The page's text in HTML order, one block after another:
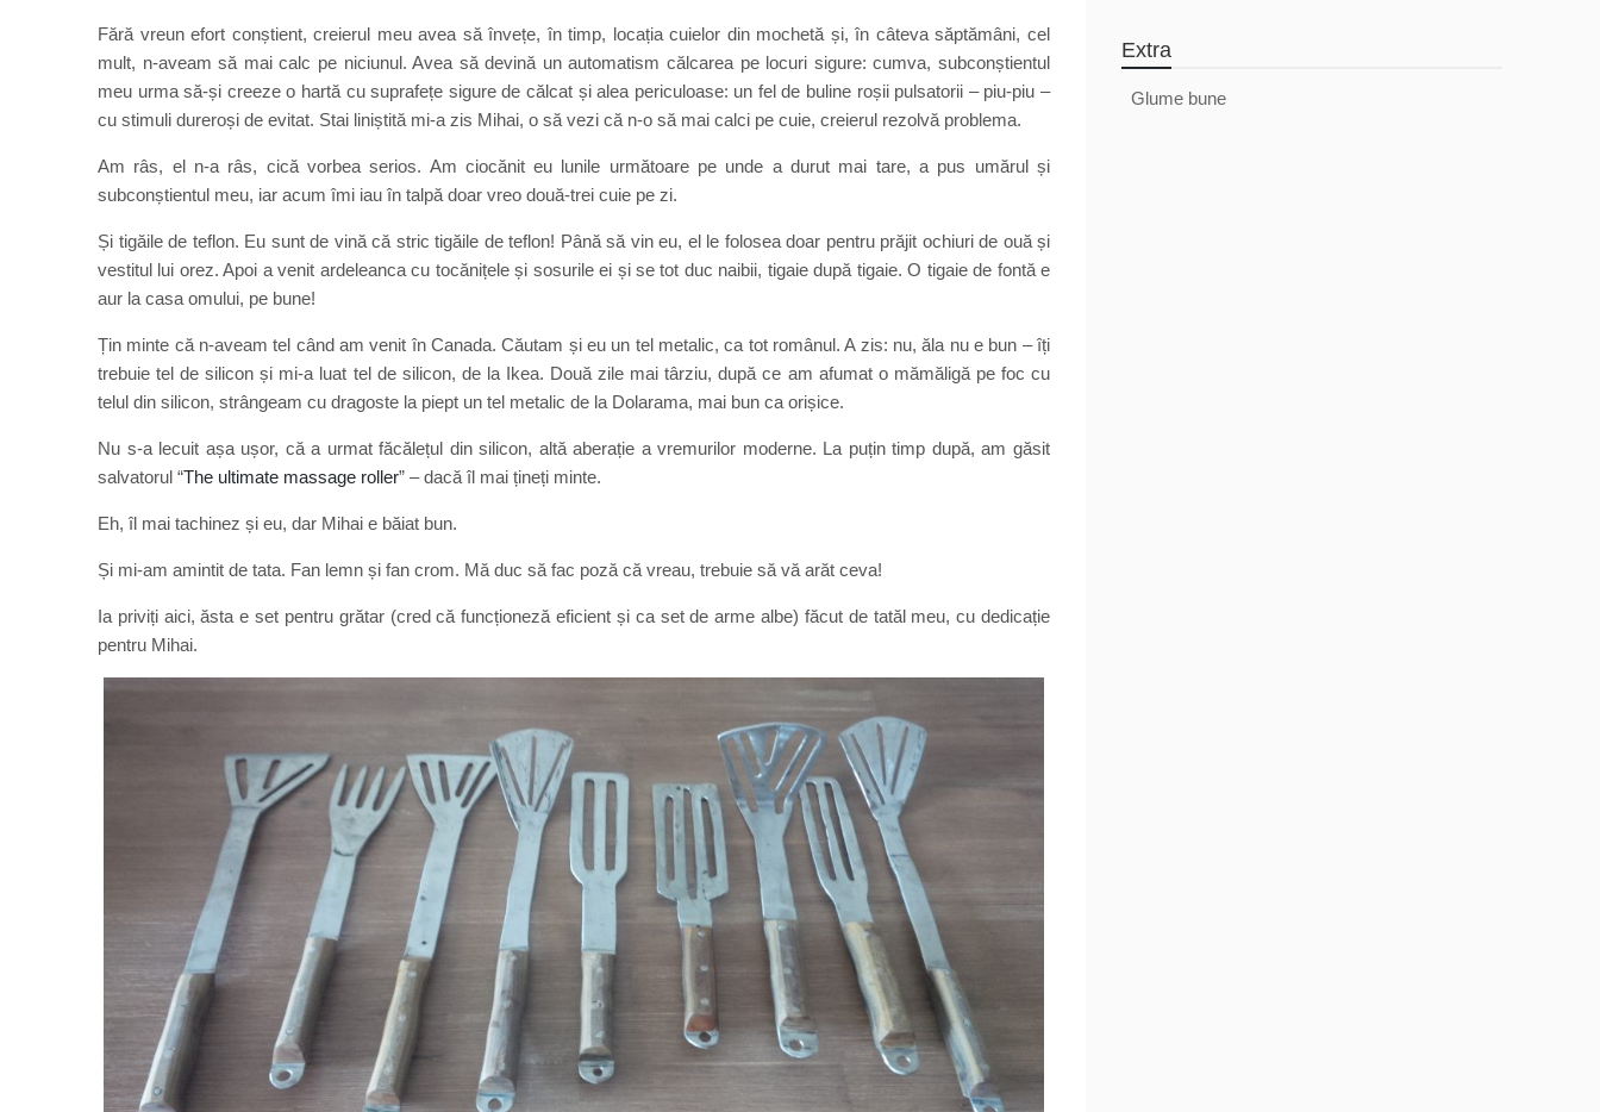
Fără vreun efort conștient, creierul meu avea să învețe, în timp, locația cuielor din mochetă și, în câteva săptămâni, cel
mult, n-aveam să mai calc pe niciunul. Avea să devină un automatism călcarea pe locuri sigure: cumva, subconștientul
meu urma să-și creeze o hartă cu suprafețe sigure de călcat și alea periculoase: un fel de buline roșii pulsatorii – piu-piu –
cu stimuli dureroși de evitat. Stai liniștită mi-a zis Mihai, o să vezi că n-o să mai calci pe cuie, creierul rezolvă problema.
Am râs, el n-a râs, cică vorbea serios. Am ciocănit eu lunile următoare pe unde a durut mai tare, a pus umărul și
subconștientul meu, iar acum îmi iau în talpă doar vreo două-trei cuie pe zi.
Și tigăile de teflon. Eu sunt de vină că stric tigăile de teflon! Până să vin eu, el le folosea doar pentru prăjit ochiuri de ouă și
vestitul lui orez. Apoi a venit ardeleanca cu tocănițele și sosurile ei și se tot duc naibii, tigaie după tigaie. O tigaie de fontă e
aur la casa omului, pe bune!
Țin minte că n-aveam tel când am venit în Canada. Căutam și eu un tel metalic, ca tot românul. A zis: nu, ăla nu e bun – îți
trebuie tel de silicon și mi-a luat tel de silicon, de la Ikea. Două zile mai târziu, după ce am afumat o mămăligă pe foc cu
telul din silicon, strângeam cu dragoste la piept un tel metalic de la Dolarama, mai bun ca orișice.
Nu s-a lecuit așa ușor, că a urmat făcălețul din silicon, altă aberație a vremurilor moderne. La puțin timp după, am găsit
salvatorul “The ultimate massage roller” – dacă îl mai țineți minte.
Eh, îl mai tachinez și eu, dar Mihai e băiat bun.
Și mi-am amintit de tata. Fan lemn și fan crom. Mă duc să fac poză că vreau, trebuie să vă arăt ceva!
Ia priviți aici, ăsta e set pentru grătar (cred că funcționeză eficient și ca set de arme albe) făcut de tatăl meu, cu dedicație
pentru Mihai.
Extra
Glume bune